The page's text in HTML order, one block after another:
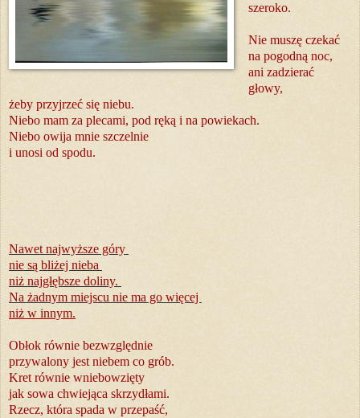
szeroko.
Nie muszę czekać
na pogodną noc,
ani zadzierać
głowy,
żeby przyjrzeć się niebu.
Niebo mam za plecami, pod ręką i na powiekach.
Niebo owija mnie szczelnie
i unosi od spodu.
Nawet najwyższe góry
nie są bliżej nieba
niż najgłębsze doliny.
Na żadnym miejscu nie ma go więcej
niż w innym.
Obłok równie bezwzględnie
przywalony jest niebem co grób.
Kret równie wniebowzięty
jak sowa chwiejąca skrzydłami.
Rzecz, która spada w przepaść,